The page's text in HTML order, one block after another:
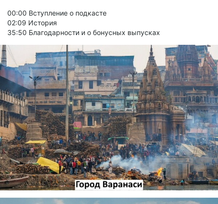
00:00 Вступление о подкасте
02:09 История
35:50 Благодарности и о бонусных выпусках